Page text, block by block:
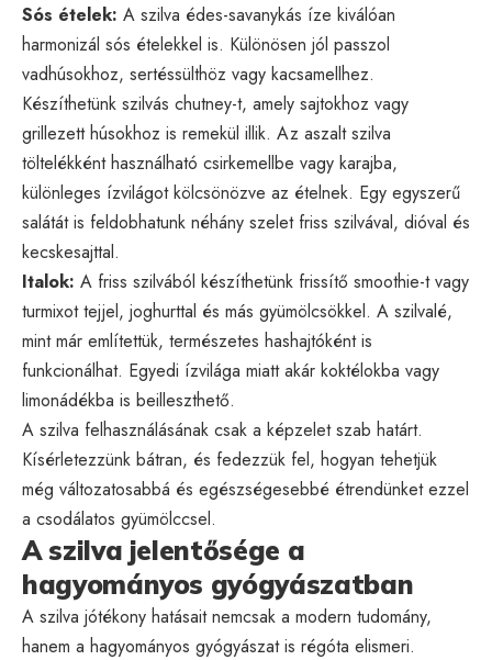
Sós ételek: A szilva édes-savanykás íze kiválóan
harmonizál sós ételekkel is. Különösen jól passzol
vadhúsokhoz, sertéssülthöz vagy kacsamellhez.
Készíthetünk szilvás chutney-t, amely sajtokhoz vagy
grillezett húsokhoz is remekül illik. Az aszalt szilva
töltelékként használható csirkemellbe vagy karajba,
különleges ízvilágot kölcsönözve az ételnek. Egy egyszerű
salátát is feldobhatunk néhány szelet friss szilvával, dióval és
kecskesajttal.
Italok: A friss szilvából készíthetünk frissítő smoothie-t vagy
turmixot tejjel, joghurttal és más gyümölcsökkel. A szilvalé,
mint már említettük, természetes hashajtóként is
funkcionálhat. Egyedi ízvilága miatt akár koktélokba vagy
limonádékba is beilleszthető.
A szilva felhasználásának csak a képzelet szab határt.
Kísérletezzünk bátran, és fedezzük fel, hogyan tehetjük
még változatosabbá és egészségesebbé étrendünket ezzel
a csodálatos gyümölccsel.
A szilva jelentősége a
hagyományos gyógyászatban
A szilva jótékony hatásait nemcsak a modern tudomány,
hanem a hagyományos gyógyászat is régóta elismeri.